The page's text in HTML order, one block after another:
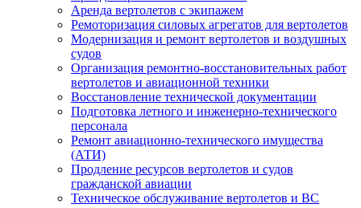
Аренда вертолетов с экипажем
Ремоторизация силовых агрегатов для вертолетов
Модернизация и ремонт вертолетов и воздушных
судов
Организация ремонтно-восстановительных работ
вертолетов и авиационной техники
Восстановление технической документации
Подготовка летного и инженерно-технического
персонала
Ремонт авиационно-технического имущества
(АТИ)
Продление ресурсов вертолетов и судов
гражданской авиации
Техническое обслуживание вертолетов и ВС